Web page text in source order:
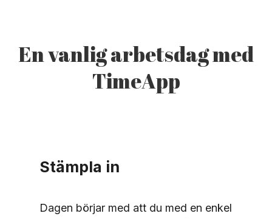
En vanlig arbetsdag med
TimeApp
Stämpla in
Dagen börjar med att du med en enkel